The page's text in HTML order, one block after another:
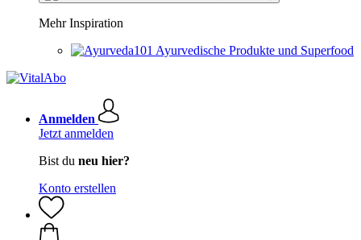
Mehr Inspiration
Ayurvedische Produkte und Superfood
Anmelden
Jetzt anmelden
Bist du neu hier?
Konto erstellen